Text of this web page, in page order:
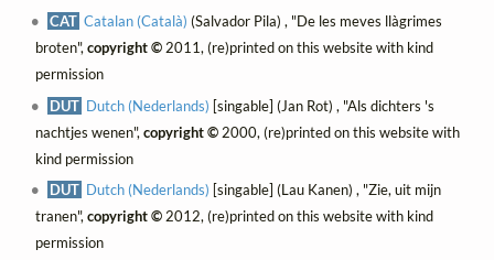
CAT Catalan (Català) (Salvador Pila) , "De les meves llàgrimes
broten",copyright ©2011, (re)printed on this website with kind
permission
DUT Dutch (Nederlands) [singable] (Jan Rot) , "Als dichters 's
nachtjes wenen", copyright ©2000, (re)printed on this website with
kind permission
DUT Dutch (Nederlands) [singable] (Lau Kanen) , "Zie, uit mijn
tranen", copyright ©2012, (re)printed on this website with kind
permission